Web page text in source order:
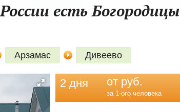
есть Богородицы
Арзамас Дивеево
2 дня от руб.
за 1-ого человека